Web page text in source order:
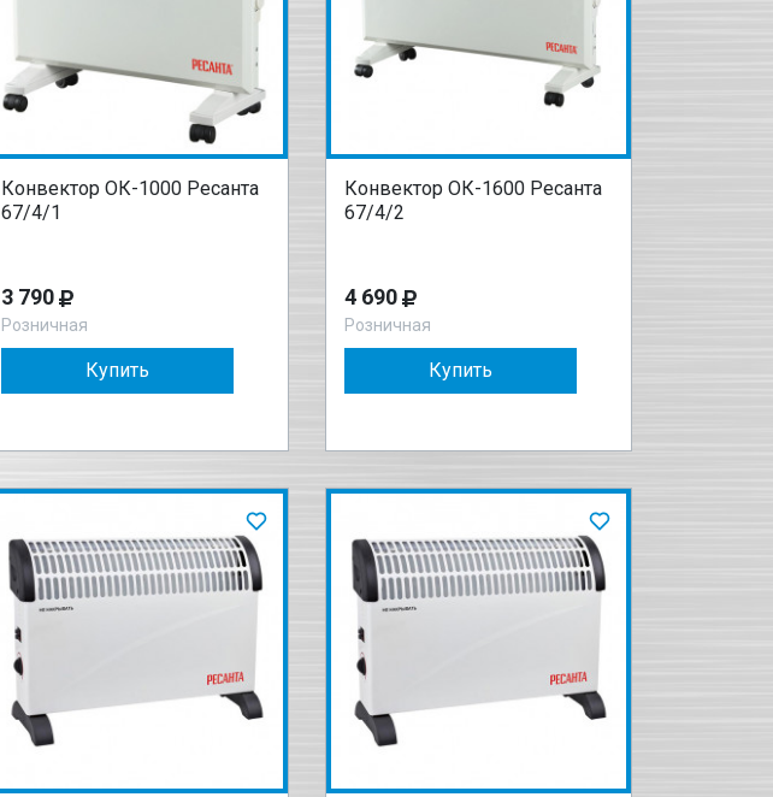
Конвектор ОК-1000 Ресанта
67/4/1
3 790
Розничная
Купить
Конвектор ОК-1600 Ресанта
67/4/2
4 690
Розничная
Купить